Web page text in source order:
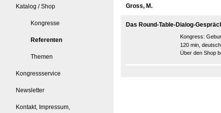
Katalog / Shop
Kongresse
Referenten
Themen
Kongressservice
Newsletter
Kontakt, Impressum,
Gross, M.
Das Round-Table-Dialog-
Kongress:
120 min, deutsch
Über den Shop